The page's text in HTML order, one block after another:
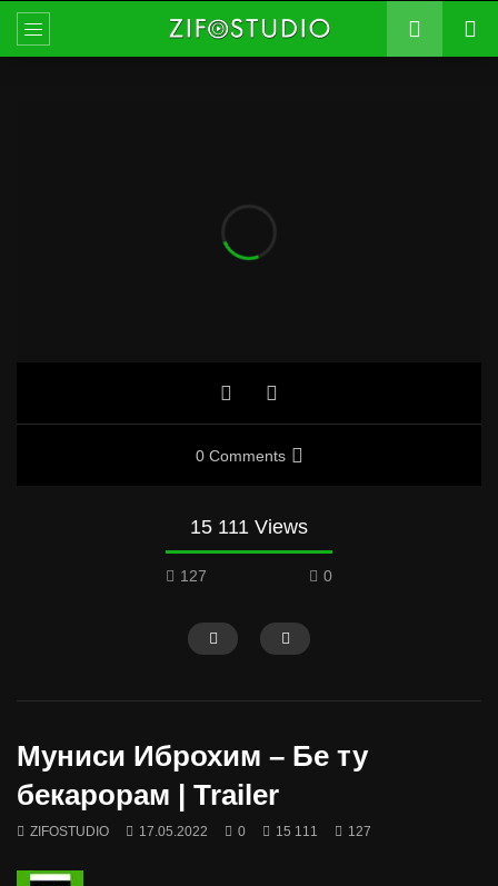
0 Comments
15 111 Views
127 0
Муниси Иброхим – Бе ту
бекарорам | Trailer
ZIFOSTUDIO 17.05.2022 0 15 111 127